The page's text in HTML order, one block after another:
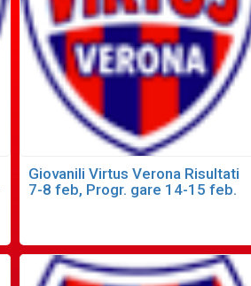
Giovanili Virtus Verona Risultati
7-8 feb, Progr. gare 14-15 feb.